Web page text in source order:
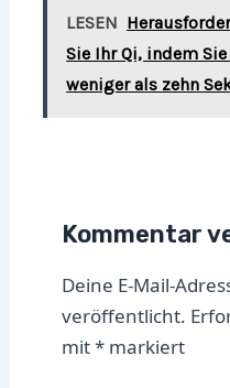
LESEN
Sie Ihr Qi, indem
weniger als zehn
Kommentar
Deine E-Mail-
veröffentlicht.
mit* markiert